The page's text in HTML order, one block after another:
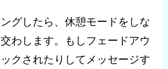
グしたら、休憩モードをしな
わします。もしフェードアウ
クされたりしてメッセージす